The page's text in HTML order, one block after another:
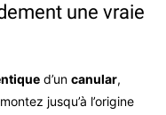
une vraie
d’un canular,
jusqu’à l’origine